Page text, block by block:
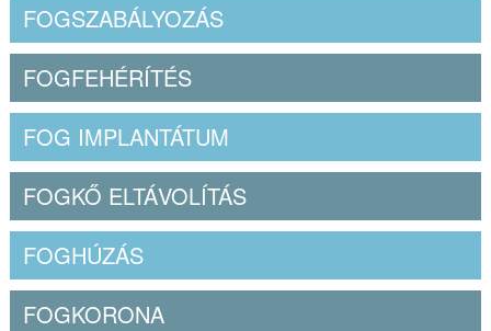
FOGSZABÁLYOZÁS
FOGFEHÉRÍTÉS
FOG IMPLANTÁTUM
FOGKŐ ELTÁVOLÍTÁS
FOGHÚZÁS
FOGKORONA